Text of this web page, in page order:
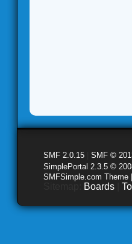
SMF 2.0.15 SMF ©
SimplePortal 2.3.5 ©
SMFSimple.com Theme
Boards